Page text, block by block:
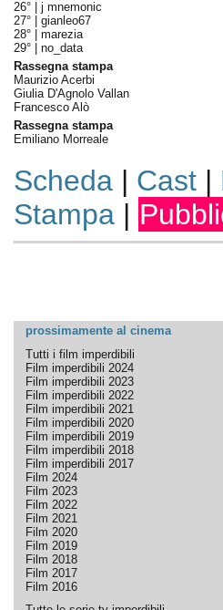
26° | j mnemonic
27° | gianleo67
28° | marezia
29° | no_data
Rassegna stampa
Maurizio Acerbi
Giulia D'Agnolo Vallan
Francesco Alò
Rassegna stampa
Emiliano Morreale
Scheda| Cast|
Stampa|
prossimamente al cinema
Tutti i film imperdibili
Film imperdibili 2024
Film imperdibili 2023
Film imperdibili 2022
Film imperdibili 2021
Film imperdibili 2020
Film imperdibili 2019
Film imperdibili 2018
Film imperdibili 2017
Film 2024
Film 2023
Film 2022
Film 2021
Film 2020
Film 2019
Film 2018
Film 2017
Film 2016